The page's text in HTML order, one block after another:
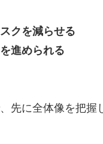
クを減らせる
進められる
先に全体像を把握